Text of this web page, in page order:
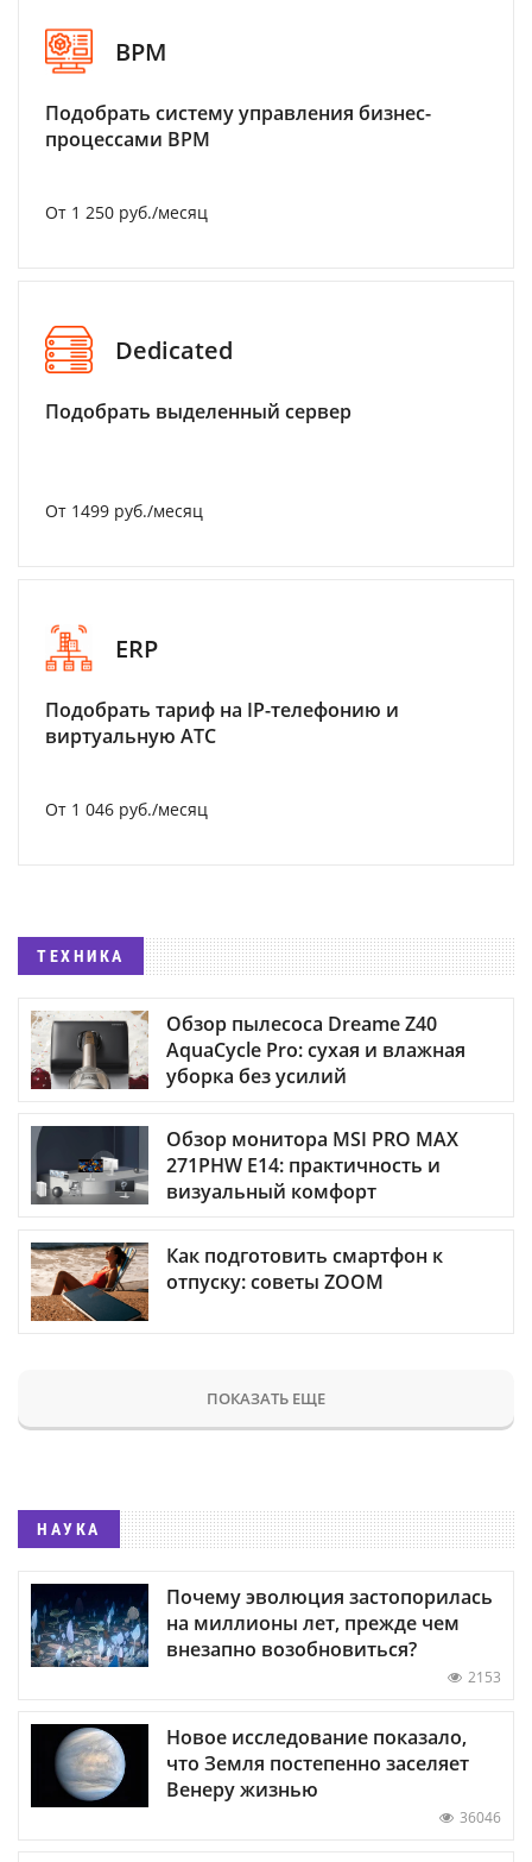
BPM
Подобрать систему управления бизнес-
процессами BPM
От 1 250 руб./месяц
Dedicated
Подобрать выделенный сервер
От 1499 руб./месяц
ERP
Подобрать тариф на IP-телефонию и
виртуальную АТС
От 1 046 руб./месяц
ТЕХНИКА
Обзор пылесоса Dreame Z40
AquaCycle Pro: сухая и влажная
уборка без усилий
Обзор монитора MSI PRO MAX
271PHW E14: практичность и
визуальный комфорт
Как подготовить смартфон к
отпуску: советы ZOOM
ПОКАЗАТЬ ЕЩЕ
НАУКА
Почему эволюция застопорилась
на миллионы лет, прежде чем
внезапно возобновиться?
2153
Новое исследование показало,
что Земля постепенно заселяет
Венеру жизнью
36046